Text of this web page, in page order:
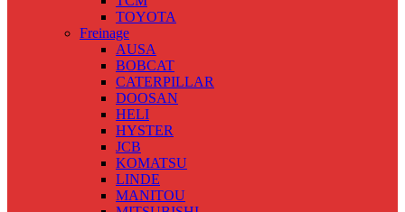
TOYOTA
Freinage
AUSA
BOBCAT
CATERPILLAR
DOOSAN
HELI
HYSTER
JCB
KOMATSU
LINDE
MANITOU